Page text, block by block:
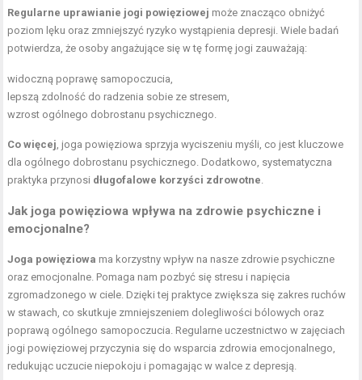
Regularne uprawianie jogi powięziowej może znacząco obniżyć
poziom lęku oraz zmniejszyć ryzyko wystąpienia depresji. Wiele badań
potwierdza, że osoby angażujące się w tę formę jogi zauważają:
widoczną poprawę samopoczucia,
lepszą zdolność do radzenia sobie ze stresem,
wzrost ogólnego dobrostanu psychicznego.
Co więcej , joga powięziowa sprzyja wyciszeniu myśli, co jest kluczowe
dla ogólnego dobrostanu psychicznego. Dodatkowo, systematyczna
praktyka przynosi długofalowe korzyści zdrowotne
Jak joga powięziowa wpływa na zdrowie psychiczne i
emocjonalne?
Joga powięziowa ma korzystny wpływ na nasze zdrowie psychiczne
oraz emocjonalne. Pomaga nam pozbyć się stresu i napięcia
zgromadzonego w ciele. Dzięki tej praktyce zwiększa się zakres ruchów
w stawach, co skutkuje zmniejszeniem dolegliwości bólowych oraz
poprawą ogólnego samopoczucia. Regularne uczestnictwo w zajęciach
jogi powięziowej przyczynia się do wsparcia zdrowia emocjonalnego,
redukując uczucie niepokoju i pomagając w walce z depresją.